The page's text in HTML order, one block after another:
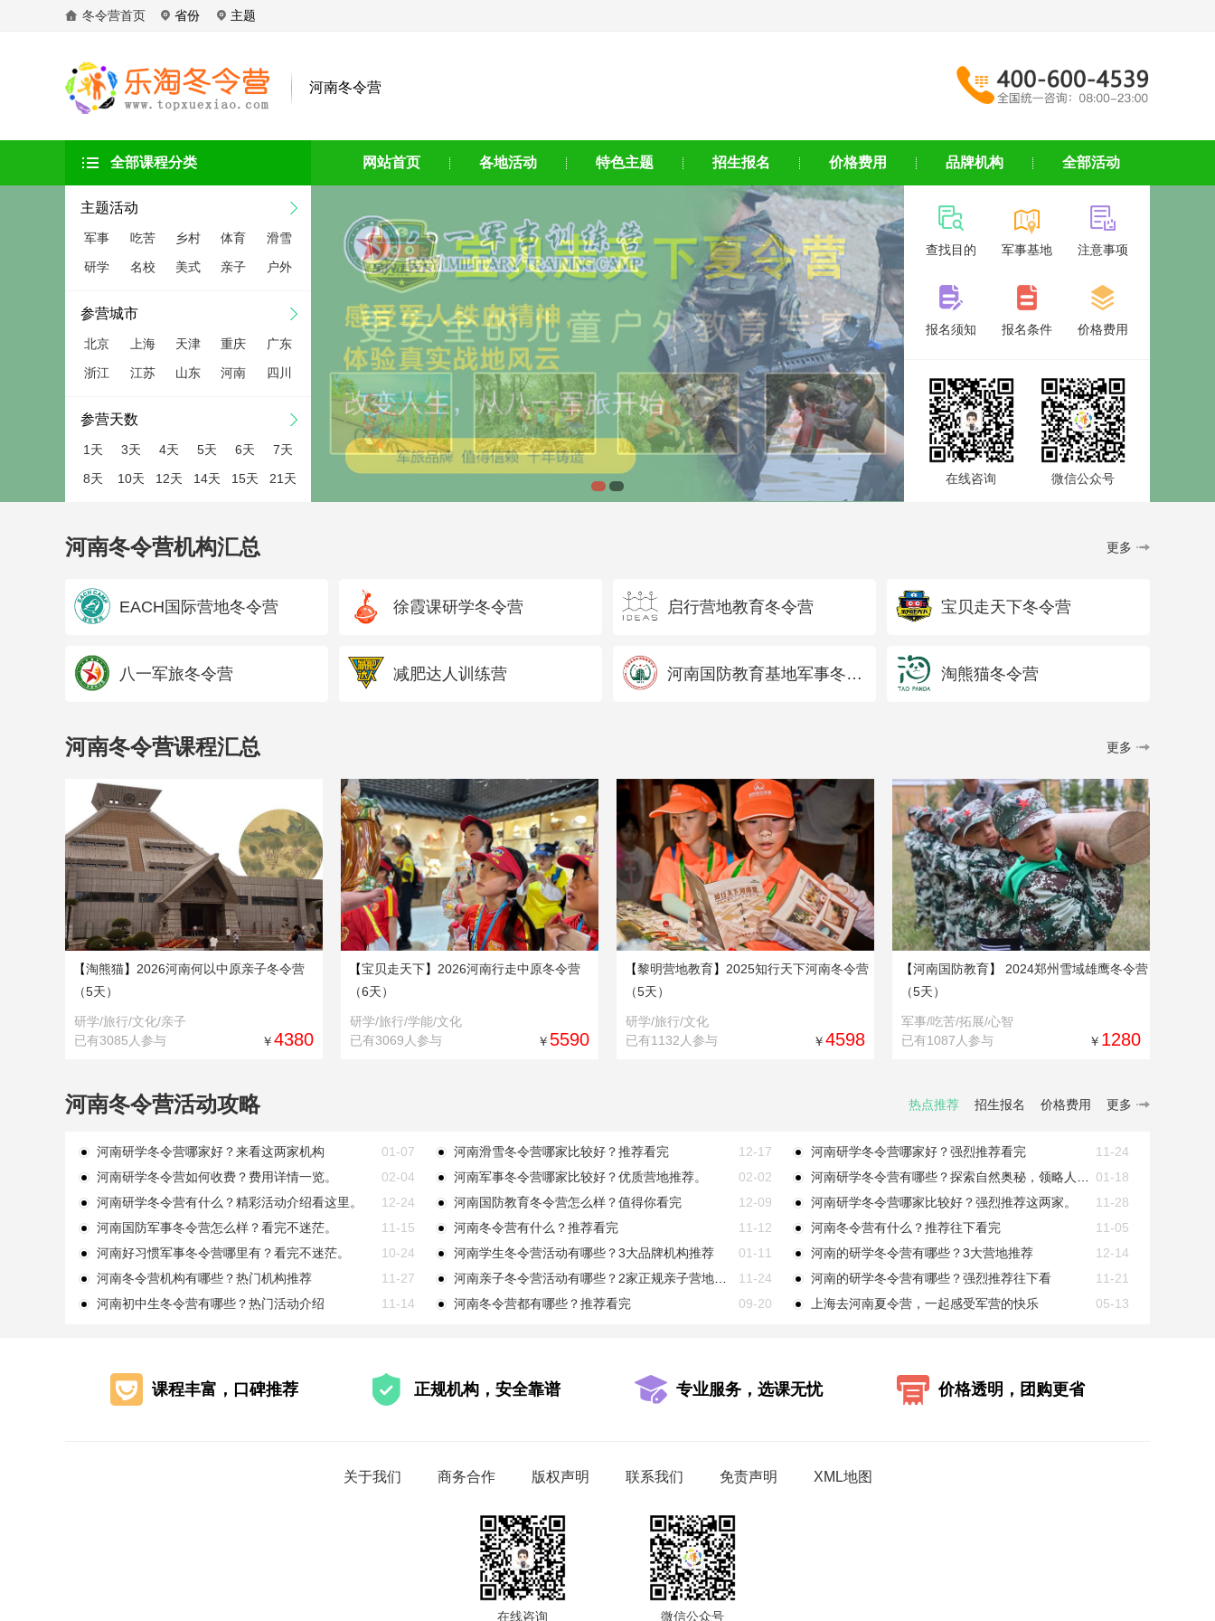
冬令营首页 省份 主题
河南冬令营
全部课程分类 网站首页 各地活动 特色主题 招生报名 价格费用 品牌机构 全部活动
1 2
主题活动
军事 吃苦 乡村 体育
滑雪
研学
名校 美式 亲子 户外
参营城市
北京 上海 天津 重庆
广东
浙江
江苏 山东 河南 四川
参营天数
1天 3天 4天 5天 6天
7天
8天
10天 12天 14天 15天 21天
查找目的 军事基地 注意事项
报名须知 报名条件 价格费用
在线咨询 微信公众号
河南冬令营机构汇总 更多
EACH国际营地冬令营 徐霞课研学冬令营 启行营地教育冬令营 宝贝走天下冬令营
八一军旅冬令营 减肥达人训练营 河南国防教育基地军事冬令营 淘熊猫冬令营
河南冬令营课程汇总 更多
【淘熊猫】 2026河南何以中原亲子冬令营
（5天）
￥4380
研学/旅行/文化/亲子
已有3085人参与
【宝贝走天下】 2026河南行走中原冬令营
（6天）
￥ 5590
研学/旅行/学能/文化
已有3069人参与
【黎明营地教育】 2025知行天下河南冬令营
（5天）
￥4598
研学/旅行/文化
已有1132人参与
【河南国防教育】
2024郑州雪域雄鹰冬令营
（5天）
￥ 1280
军事/吃苦/拓展/心智
已有1087人参与
河南冬令营活动攻略 更多
热点推荐 招生报名 价格费用
河南研学冬令营哪家好？来看这两家机构 01-07 河南滑雪冬令营哪家比较好？推荐看完 12-17 河南研学冬令营哪家好？强烈推荐看完
11-24
河南研学冬令营如何收费？费用详情一览。
02-04 河南军事冬令营哪家比较好？优质营地推荐。 02-02
01-18
河南研学冬令营有什么？精彩活动介绍看这里。
12-24 河南国防教育冬令营怎么样？值得你看完 12-09 河南研学冬令营哪家比较好？强烈推荐这两家。
11-28
河南国防军事冬令营怎么样？看完不迷茫。
11-15 河南冬令营有什么？推荐看完 11-12 河南冬令营有什么？推荐往下看完
11-05
河南好习惯军事冬令营哪里有？看完不迷茫。
10-24 河南学生冬令营活动有哪些？3大品牌机构推荐 01-11 河南的研学冬令营有哪些？3大营地推荐
12-14
河南冬令营机构有哪些？热门机构推荐
11-27 11-24 河南的研学冬令营有哪些？强烈推荐往下看
11-21
河南初中生冬令营有哪些？热门活动介绍
11-14 河南冬令营都有哪些？推荐看完 09-20 上海去河南夏令营，一起感受军营的快乐 05-13
课程丰富，口碑推荐 正规机构，安全靠谱 专业服务，选课无忧 价格透明，团购更省
关于我们 商务合作 版权声明 联系我们 免责声明 XML地图
在线咨询 微信公众号